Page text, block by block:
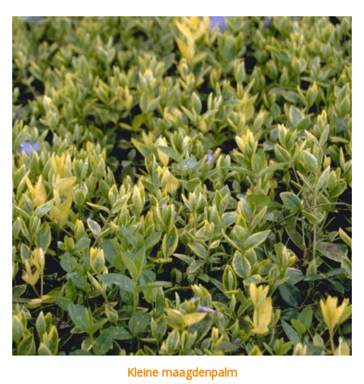
Kleine maagdenpalm